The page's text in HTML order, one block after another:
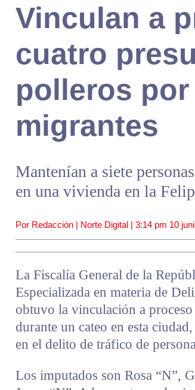
Vinculan a
cuatro
polleros
migrantes
Mantenían a siete
en una vivienda en la
Por Redacción | Norte Digital | 3:14 pm 10
La Fiscalía General de la
Especializada en materia de
obtuvo la vinculación a
durante un cateo en esta
en el delito de tráfico de
Los imputados son Rosa “N”,